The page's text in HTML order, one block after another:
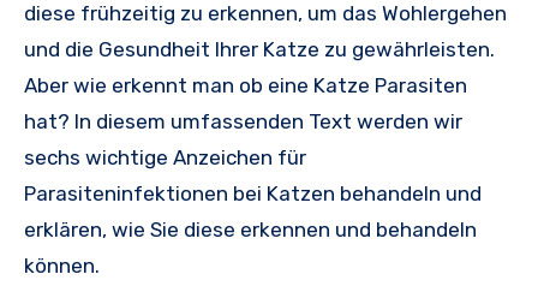
diese frühzeitig zu erkennen, um das Wohlergehen
und die Gesundheit Ihrer Katze zu gewährleisten.
Aber wie erkennt man ob eine Katze Parasiten
hat? In diesem umfassenden Text werden wir
sechs wichtige Anzeichen für
Parasiteninfektionen bei Katzen behandeln und
erklären, wie Sie diese erkennen und behandeln
können.